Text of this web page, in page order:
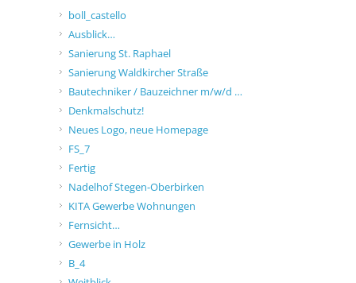
boll_castello
Ausblick…
Sanierung St. Raphael
Sanierung Waldkircher Straße
Bautechniker / Bauzeichner m/w/d …
Denkmalschutz!
Neues Logo, neue Homepage
FS_7
Fertig
Nadelhof Stegen-Oberbirken
KITA Gewerbe Wohnungen
Fernsicht…
Gewerbe in Holz
B_4